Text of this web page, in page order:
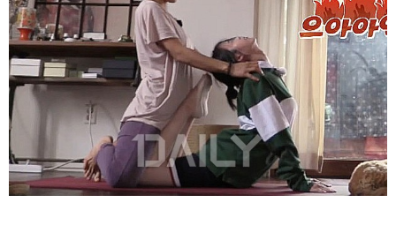
#허리통증#요통완화#체조#허리건강